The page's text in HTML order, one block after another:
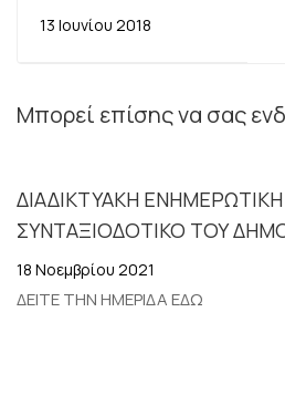
ΕΡΓΑΖΟΜΕΝΩΝ
ΚΡΗΤΗΣ:
ΑΠΟΣΠΑΣΗΣ
ΣΥΝΑΔΕΛΦΩΝ ΣΤΗΝ
ΥΕΔΔΕ ΗΡΑΚΛΕΙΟΥ.
13.6.2018
13 Ιουνίου 2018
Μπορεί επίσης να σας
ΔΙΑΔΙΚΤΥΑΚΗ
ΣΥΝΤΑΞΙΟΔΟΤΙΚΟ ΤΟΥ
18 Νοεμβρίου 2021
ΔΕΙΤΕ ΤΗΝ ΗΜΕΡΙΔΑ ΕΔΩ